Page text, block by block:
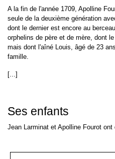
A la fin de l'année 1709, Apolline
seule de la deuxième génération
dont le dernier est encore au
orphelins de père et de mère, dont
mais dont l'aîné Louis, âgé de 23
famille.
[...]
Ses enfants
Jean Larminat et Apolline Fourot ont